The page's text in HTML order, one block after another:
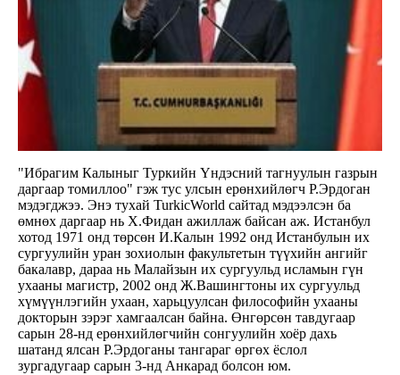
"Ибрагим Калыныг Туркийн Үндэсний тагнуулын газрын
даргаар томиллоо" гэж тус улсын ерөнхийлөгч Р.Эрдоган
мэдэгджээ. Энэ тухай TurkicWorld сайтад мэдээлсэн ба
өмнөх даргаар нь Х.Фидан ажиллаж байсан аж. Истанбул
хотод 1971 онд төрсөн И.Калын 1992 онд Истанбулын их
сургуулийн уран зохиолын факультетын түүхийн ангийг
бакалавр, дараа нь Малайзын их сургуульд исламын гүн
ухааны магистр, 2002 онд Ж.Вашингтоны их сургуульд
хүмүүнлэгийн ухаан, харьцуулсан философийн ухааны
докторын зэрэг хамгаалсан байна. Өнгөрсөн тавдугаар
сарын 28-нд ерөнхийлөгчийн сонгуулийн хоёр дахь
шатанд ялсан Р.Эрдоганы тангараг өргөх ёслол
зургадугаар сарын 3-нд Анкарад болсон юм.